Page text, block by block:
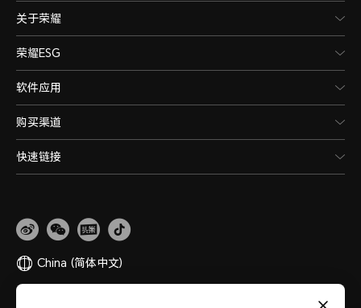
关于荣耀
荣耀ESG
软件应用
购买渠道
快速链接
China (简体中文)